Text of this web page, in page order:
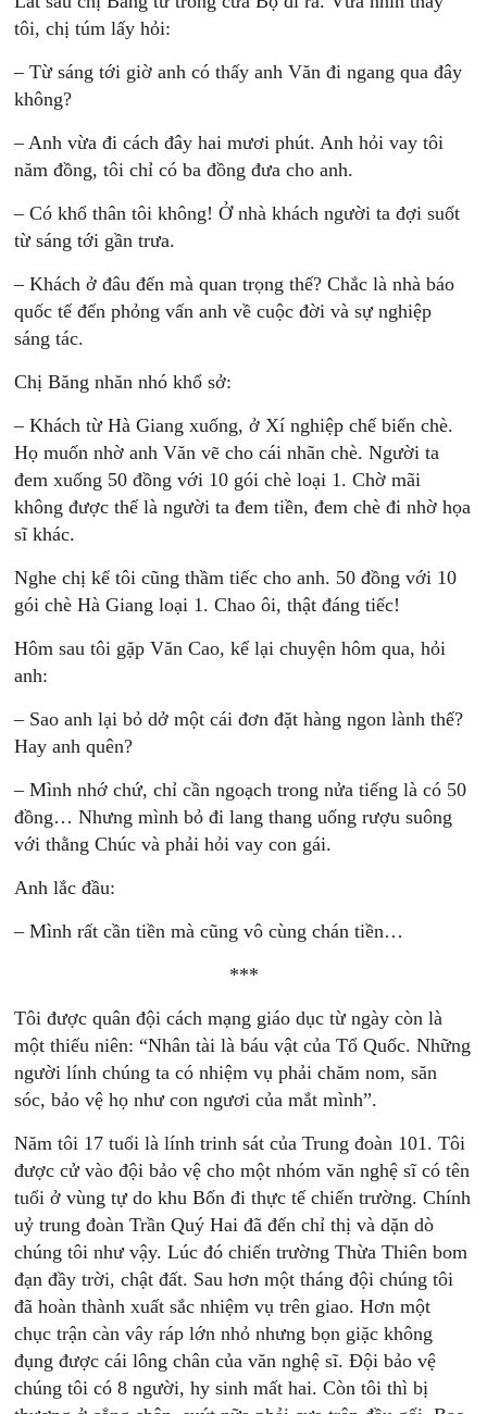
tôi, chị túm lấy hỏi:
– Từ sáng tới giờ anh có thấy anh Văn đi ngang qua đây
không?
– Anh vừa đi cách đây hai mươi phút. Anh hỏi vay tôi
năm đồng, tôi chỉ có ba đồng đưa cho anh.
– Có khổ thân tôi không! Ở nhà khách người ta đợi suốt
từ sáng tới gần trưa.
– Khách ở đâu đến mà quan trọng thế? Chắc là nhà báo
quốc tế đến phỏng vấn anh về cuộc đời và sự nghiệp
sáng tác.
Chị Băng nhăn nhó khổ sở:
– Khách từ Hà Giang xuống, ở Xí nghiệp chế biến chè.
Họ muốn nhờ anh Văn vẽ cho cái nhãn chè. Người ta
đem xuống 50 đồng với 10 gói chè loại 1. Chờ mãi
không được thế là người ta đem tiền, đem chè đi nhờ họa
sĩ khác.
Nghe chị kể tôi cũng thầm tiếc cho anh. 50 đồng với 10
gói chè Hà Giang loại 1. Chao ôi, thật đáng tiếc!
Hôm sau tôi gặp Văn Cao, kể lại chuyện hôm qua, hỏi
anh:
– Sao anh lại bỏ dở một cái đơn đặt hàng ngon lành thế?
Hay anh quên?
– Mình nhớ chứ, chỉ cần ngoạch trong nửa tiếng là có 50
đồng… Nhưng mình bỏ đi lang thang uống rượu suông
với thằng Chúc và phải hỏi vay con gái.
Anh lắc đầu:
– Mình rất cần tiền mà cũng vô cùng chán tiền…
***
Tôi được quân đội cách mạng giáo dục từ ngày còn là
một thiếu niên: “Nhân tài là báu vật của Tổ Quốc. Những
người lính chúng ta có nhiệm vụ phải chăm nom, săn
sóc, bảo vệ họ như con ngươi của mắt mình”.
Năm tôi 17 tuổi là lính trinh sát của Trung đoàn 101. Tôi
được cử vào đội bảo vệ cho một nhóm văn nghệ sĩ có tên
tuổi ở vùng tự do khu Bốn đi thực tế chiến trường. Chính
uỷ trung đoàn Trần Quý Hai đã đến chỉ thị và dặn dò
chúng tôi như vậy. Lúc đó chiến trường Thừa Thiên bom
đạn đầy trời, chật đất. Sau hơn một tháng đội chúng tôi
đã hoàn thành xuất sắc nhiệm vụ trên giao. Hơn một
chục trận càn vây ráp lớn nhỏ nhưng bọn giặc không
đụng được cái lông chân của văn nghệ sĩ. Đội bảo vệ
chúng tôi có 8 người, hy sinh mất hai. Còn tôi thì bị